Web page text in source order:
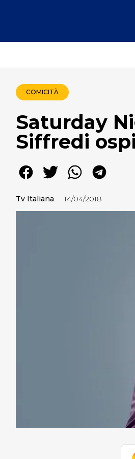
COMICITÀ
Saturday
Siffredi
Tv Italiana 14/04/2018